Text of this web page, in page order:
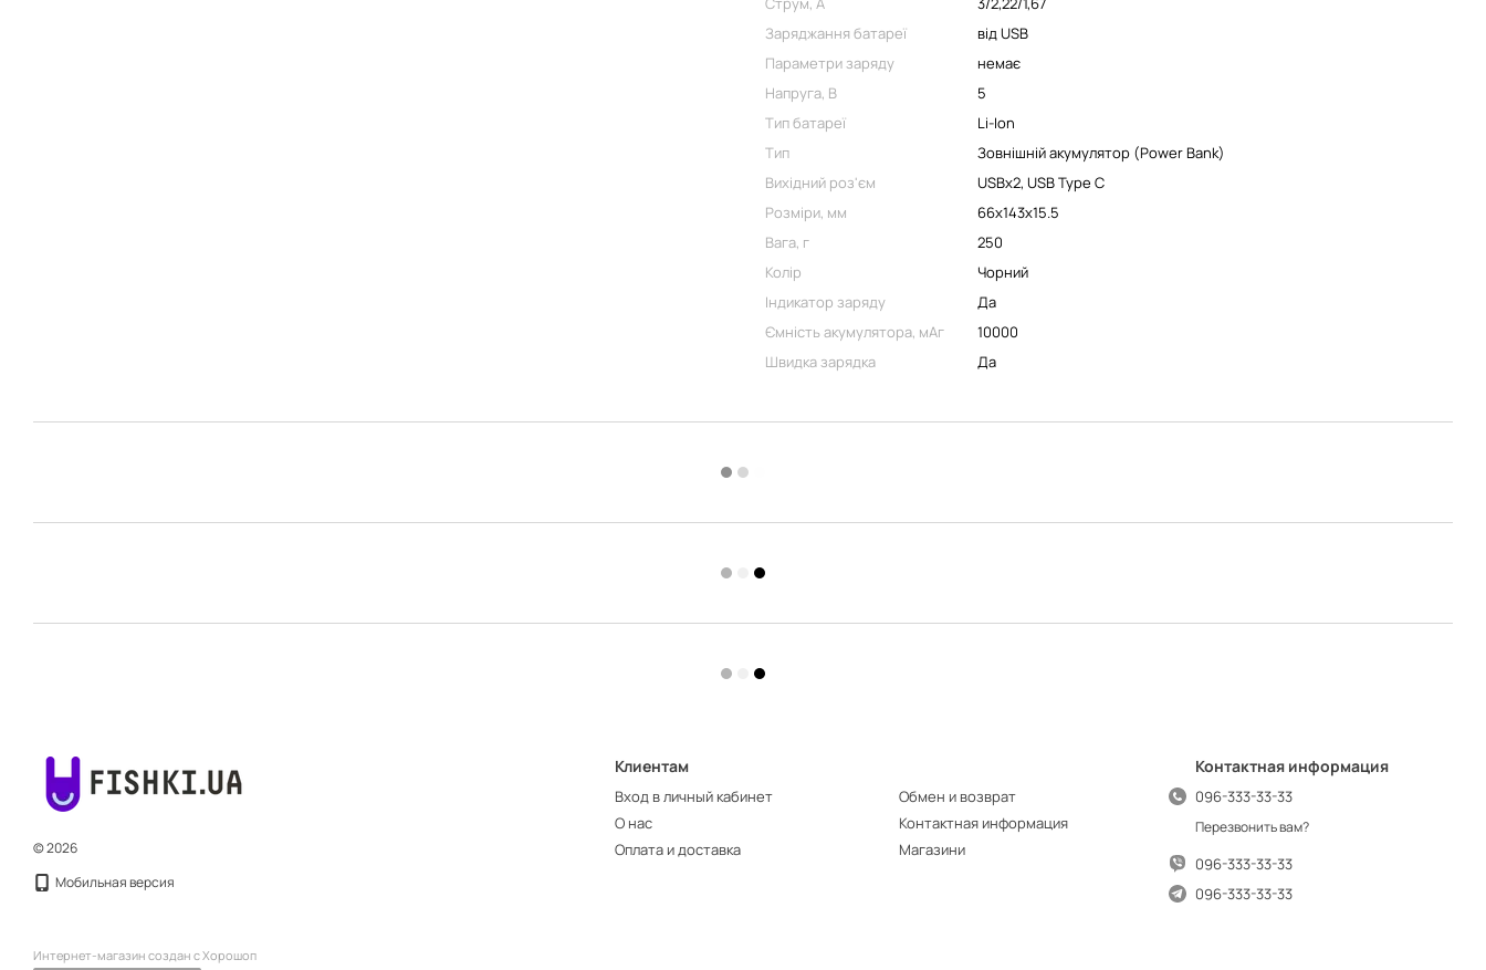
Заряджання батареї
від USB
Параметри заряду
немає
Напруга, В
5
Тип батареї
Li-Ion
Тип
Зовнішній акумулятор (Power Bank)
Вихідний роз'єм
USBx2, USB Type C
Розміри, мм
66x143x15.5
Вага, г
250
Колір
Чорний
Індикатор заряду
Да
Ємність акумулятора, мАг
10000
Швидка зарядка
Да
© 2026
Мобильная версия
Интернет-магазин создан с Хорошоп
Клиентам
Вход в личный кабинет
О нас
Оплата и доставка
Обмен и возврат
Контактная информация
Магазини
Контактная информация
096-333-33-33
Перезвонить вам?
096-333-33-33
096-333-33-33